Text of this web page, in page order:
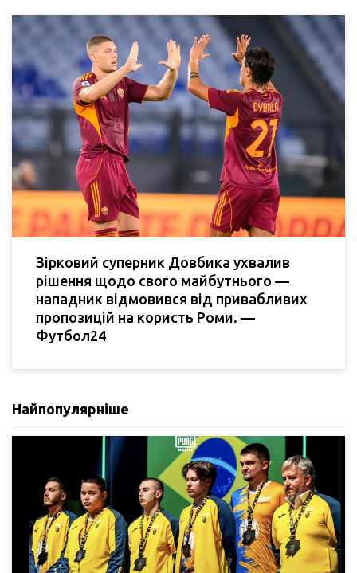
Зірковий суперник Довбика ухвалив
рішення щодо свого майбутнього —
нападник відмовився від привабливих
пропозицій на користь Роми. —
Футбол24
Найпопулярніше